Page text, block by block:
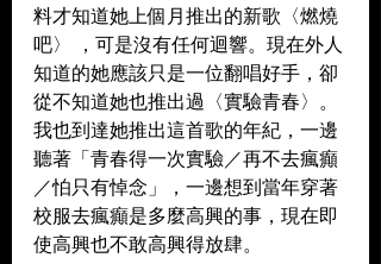
料才知道她上個月推出的新歌〈燃燒
吧〉 ，可是沒有任何迴響。現在外人
知道的她應該只是一位翻唱好手，卻
從不知道她也推出過〈實驗青春〉。
我也到達她推出這首歌的年紀，一邊
聽著「青春得一次實驗／再不去瘋癲
／怕只有悼念」，一邊想到當年穿著
校服去瘋癲是多麼高興的事，現在即
使高興也不敢高興得放肆。